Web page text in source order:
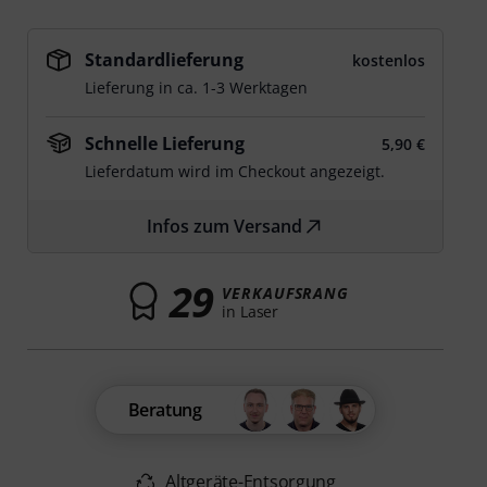
Standardlieferung
kostenlos
Lieferung in ca. 1-3 Werktagen
Schnelle Lieferung
5,90 €
Lieferdatum wird im Checkout angezeigt.
Infos zum Versand
29 VERKAUFSRANG
in Laser
Beratung
Altgeräte-Entsorgung